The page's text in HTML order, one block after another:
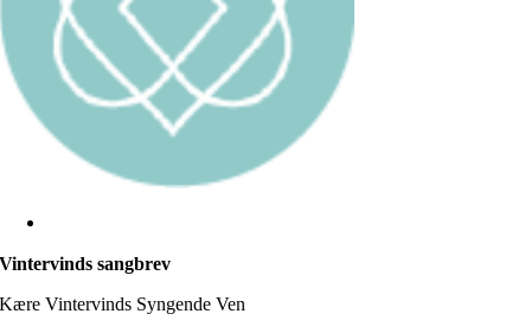
Vintervinds sangbrev
Kære Vintervinds Syngende Ven